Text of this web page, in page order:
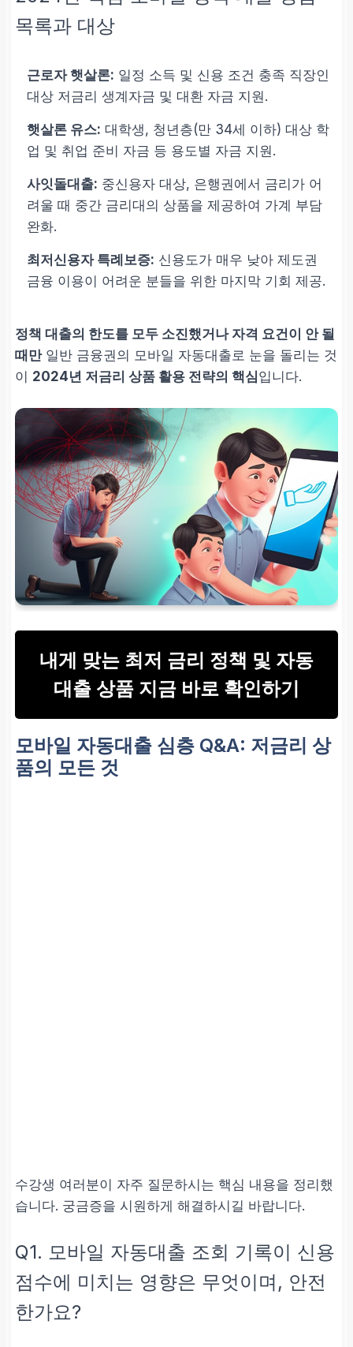
목록과 대상
근로자 햇살론: 일정 소득 및 신용 조건 충족 직장인
대상 저금리 생계자금 및 대환 자금 지원.
햇살론 유스: 대학생, 청년층(만 34세 이하) 대상 학
업 및 취업 준비 자금 등 용도별 자금 지원.
사잇돌대출: 중신용자 대상, 은행권에서 금리가 어
려울 때 중간 금리대의 상품을 제공하여 가계 부담
완화.
최저신용자 특례보증: 신용도가 매우 낮아 제도권
금융 이용이 어려운 분들을 위한 마지막 기회 제공.
정책 대출의 한도를 모두 소진했거나 자격 요건이 안 될
때만일반 금융권의 모바일 자동대출로 눈을 돌리는 것
이 2024년 저금리 상품 활용 전략의 핵심입니다.
내게 맞는 최저 금리 정책 및 자동
대출 상품 지금 바로 확인하기
모바일 자동대출 심층 Q&A: 저금리 상
품의 모든 것
수강생 여러분이 자주 질문하시는 핵심 내용을 정리했
습니다. 궁금증을 시원하게 해결하시길 바랍니다.
Q1. 모바일 자동대출 조회 기록이 신용
점수에 미치는 영향은 무엇이며, 안전
한가요?